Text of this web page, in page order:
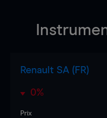
Renault SA (FR)
0%
Prix